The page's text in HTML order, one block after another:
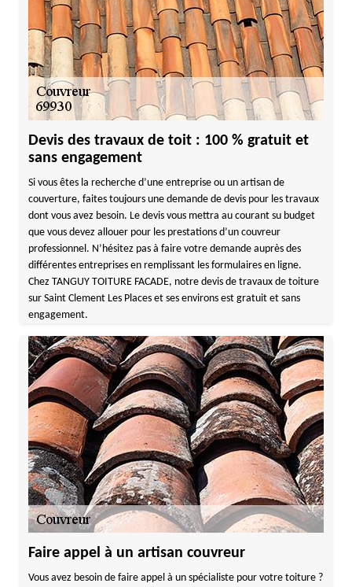
Devis des travaux de toit : 100 % gratuit et
sans engagement
Si vous êtes la recherche d’une entreprise ou un artisan de
couverture, faites toujours une demande de devis pour les travaux
dont vous avez besoin. Le devis vous mettra au courant su budget
que vous devez allouer pour les prestations d’un couvreur
professionnel. N’hésitez pas à faire votre demande auprès des
différentes entreprises en remplissant les formulaires en ligne.
Chez TANGUY TOITURE FACADE, notre devis de travaux de toiture
sur Saint Clement Les Places et ses environs est gratuit et sans
engagement.
Faire appel à un artisan couvreur
Vous avez besoin de faire appel à un spécialiste pour votre toiture ?